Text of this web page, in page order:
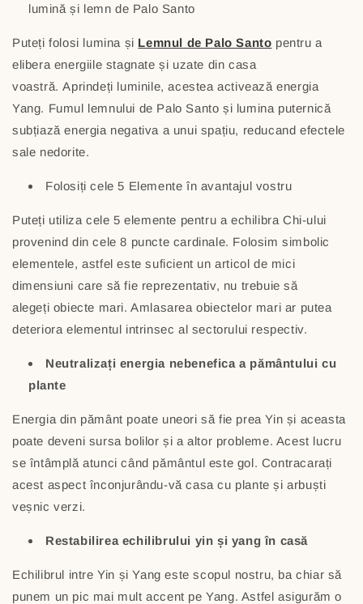
lumină și lemn de Palo Santo
Puteți folosi lumina și Lemnul de Palo Santo pentru a
elibera energiile stagnate și uzate din casa
voastră. Aprindeți luminile, acestea activează energia
Yang. Fumul lemnului de Palo Santo și lumina puternică
subțiază energia negativa a unui spațiu, reducand efectele
sale nedorite.
Folosiți cele 5 Elemente în avantajul vostru
Puteți utiliza cele 5 elemente pentru a echilibra Chi-ului
provenind din cele 8 puncte cardinale. Folosim simbolic
elementele, astfel este suficient un articol de mici
dimensiuni care să fie reprezentativ, nu trebuie să
alegeți obiecte mari. Amlasarea obiectelor mari ar putea
deteriora elementul intrinsec al sectorului respectiv.
Neutralizați energia nebenefica a pământului cu ​​
plante
Energia din pământ poate uneori să fie prea Yin și aceasta
poate deveni sursa bolilor și a altor probleme. Acest lucru
se întâmplă atunci când pământul este gol. Contracarați
acest aspect înconjurându-vă casa cu plante și arbuști
veșnic verzi.
Restabilirea echilibrului yin și yang în casă
Echilibrul intre Yin și Yang este scopul nostru, ba chiar să
punem un pic mai mult accent pe Yang. Astfel asigurăm o